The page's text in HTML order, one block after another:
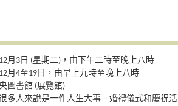
月3日 (星期二)，由下午二時至晚上八時
月4至19日，由早上九時至晚上八時
圖書館 (展覽館)
多人來說是一件人生大事。婚禮儀式和慶祝活